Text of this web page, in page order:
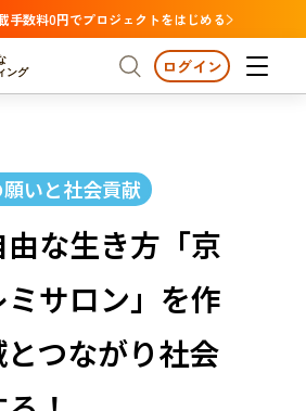
手数料0円でプロジェクトをはじめる
ング
さがす 注目
がす 国際協力
医療・福祉
人権・マイノリティ
金額が多い
了日が近い
す
祉
子ども・教育
権・マイノリティ
ログイン
いと社会貢献
な生き方「京
サロン」を作
とつながり社会